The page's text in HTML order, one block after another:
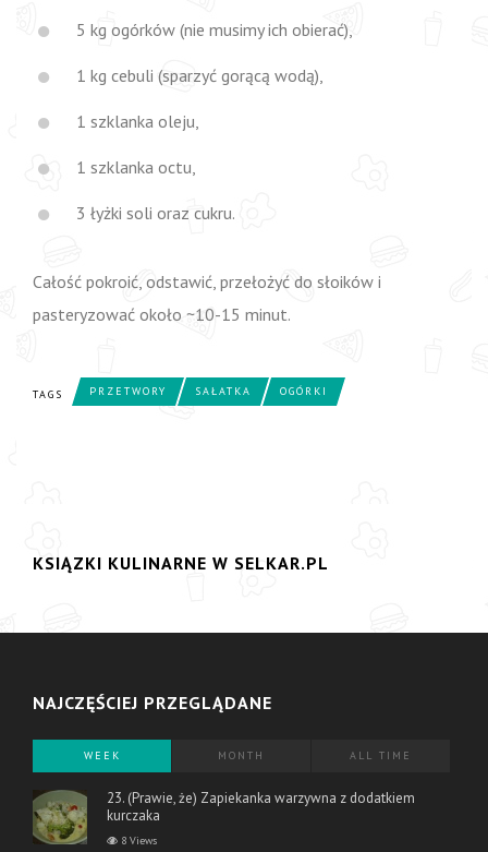
5 kg ogórków (nie musimy ich obierać),
1 kg cebuli (sparzyć gorącą wodą),
1 szklanka oleju,
1 szklanka octu,
3 łyżki soli oraz cukru.
Całość pokroić, odstawić, przełożyć do słoików i
pasteryzować około ~10-15 minut.
TAGS PRZETWORY SAŁATKA OGÓRKI
KSIĄZKI KULINARNE W SELKAR.PL
NAJCZĘŚCIEJ PRZEGLĄDANE
WEEK MONTH ALL TIME
23. (Prawie, że) Zapiekanka warzywna z dodatkiem
kurczaka
8 Views